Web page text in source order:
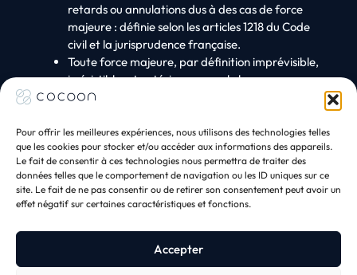
Pour offrir les meilleures expériences, nous utilisons des technologies telles
que les cookies pour stocker et/ou accéder aux informations des appareils.
Le fait de consentir à ces technologies nous permettra de traiter des
données telles que le comportement de navigation ou les ID uniques sur ce
site. Le fait de ne pas consentir ou de retirer son consentement peut avoir un
effet négatif sur certaines caractéristiques et fonctions.
Accepter
retards ou annulations dus à des cas de force
majeure : définie selon les articles 1218 du Code
civil et la jurisprudence française.
Toute force majeure, par définition imprévisible,
irrésistible, et extérieure, annule la
responsabilité et permet aux deux parties
+33 6 63 34 82 54
+33 6 62 31 76 47
contact@cocoon-
alpes.fr
Cocoon
Nos solutions
Rendez-vous
CGV